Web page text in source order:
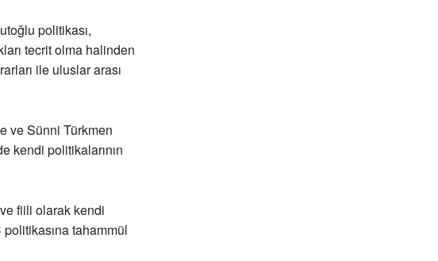
politikası,
tecrit olma halinden
ile uluslar arası
ve Sünni Türkmen
kendi politikalarının
fiili olarak kendi
tahammül